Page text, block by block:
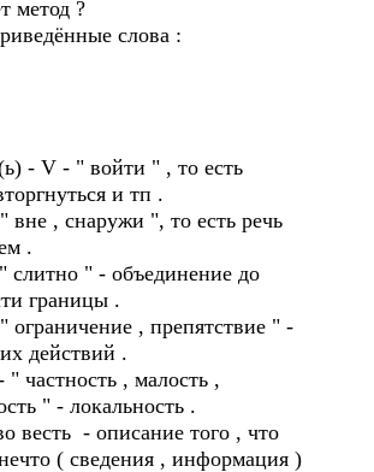
метод ?
слова :
- V - " войти " , то есть
и тп .
", то есть речь
.
" - объединение до
границы .
, препятствие " -
действий .
, малость ,
" - локальность .
весть - описание того , что
( сведения , информация )